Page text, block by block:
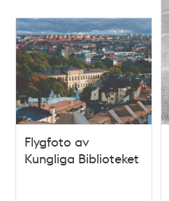
och
teman
Flygfoto av
Kungliga Biblioteket